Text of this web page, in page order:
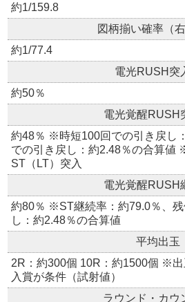
約1/159.8
図柄揃い確率（右
約1/77.4
電光RUSH突
約50％
電光覚醒RUSH
約48％ ※時短100回での引き戻し
での引き戻し：約2.48％の合算値
ST（LT）突入
電光覚醒RUSH
約80％ ※ST継続率：約79.0％、
し：約2.48％の合算値
平均出玉
2R：約300個 10R：約1500個 ※
入賞が条件（試射値）
ラウンド・カウ